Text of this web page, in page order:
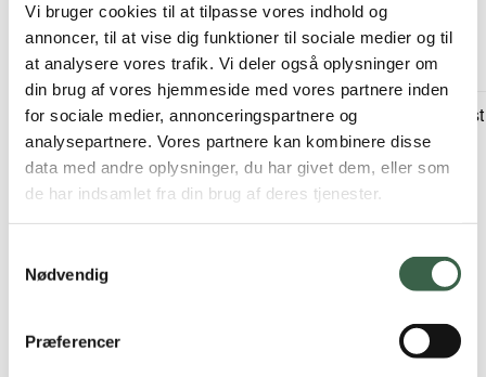
Vi bruger cookies til at tilpasse vores indhold og
annoncer, til at vise dig funktioner til sociale medier og til
at analysere vores trafik. Vi deler også oplysninger om
din brug af vores hjemmeside med vores partnere inden
for sociale medier, annonceringspartnere og
analysepartnere. Vores partnere kan kombinere disse
data med andre oplysninger, du har givet dem, eller som
de har indsamlet fra din brug af deres tjenester.
Nødvendig
Præferencer
sej/klistret
konsistens.
Mælkeprodukter
og ost
Alle fuldfede
mælke- og
surmælksprodukter
uden klumper
Skiveskåret ost